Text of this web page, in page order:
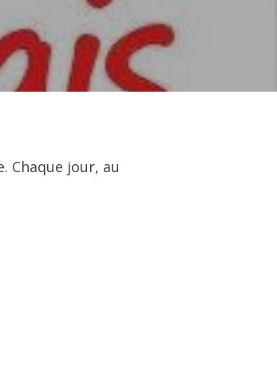
Chaque jour, au